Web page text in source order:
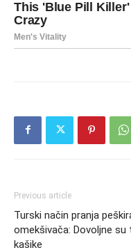
Previous article
Turski način pranja
omekšivača: Dovoljne su
kašike